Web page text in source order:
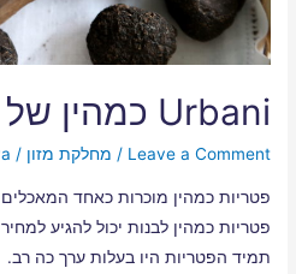
Urbani כמהין של
Leave a Comment
/ מחלקת מזון / By
פטריות כמהין מוכרות כאחד